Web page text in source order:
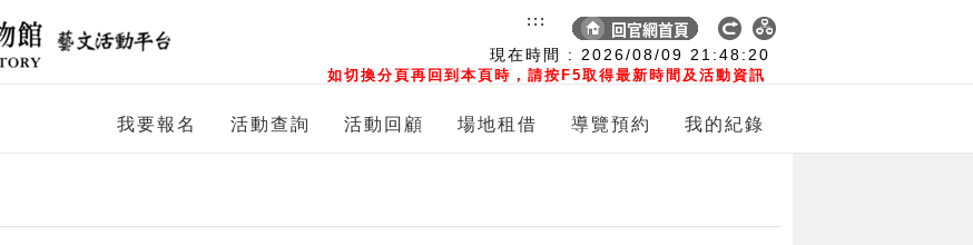
現在時間 : 2026/08/09 21:48:21
如切換分頁再回到本頁時，請按F5取得最新時間及活動資訊
:::
我要報名 活動查詢 活動回顧 場地租借 導覽預約 我的紀錄